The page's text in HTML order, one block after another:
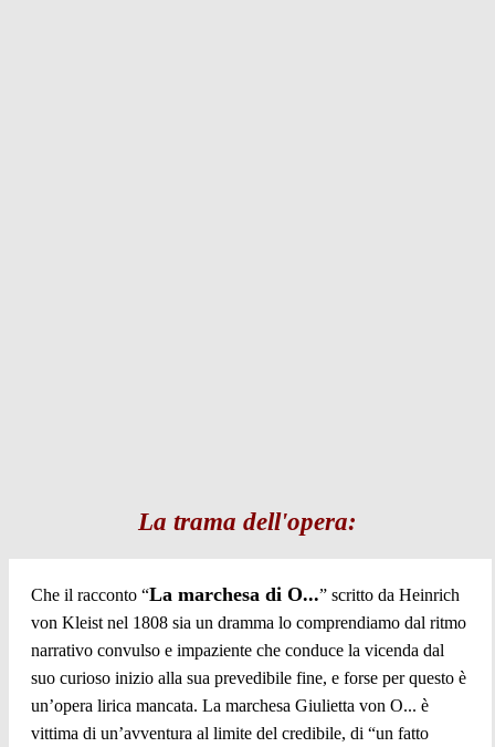
La trama dell'opera:
Che il racconto “La marchesa di O...” scritto da Heinrich
von Kleist nel 1808 sia un dramma lo comprendiamo dal ritmo
narrativo convulso e impaziente che conduce la vicenda dal
suo curioso inizio alla sua prevedibile fine, e forse per questo è
un’opera lirica mancata. La marchesa Giulietta von O... è
vittima di un’avventura al limite del credibile, di “un fatto